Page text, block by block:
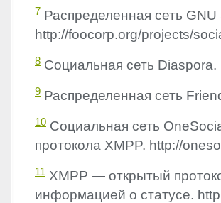
7 Распределенная сеть GNU
http://foocorp.org/projects/
8 Социальная сеть
9 Распределенная сеть
10 Социальная сеть
протокола XMPP. http://
11 XMPP — открытый
информацией о статусе.